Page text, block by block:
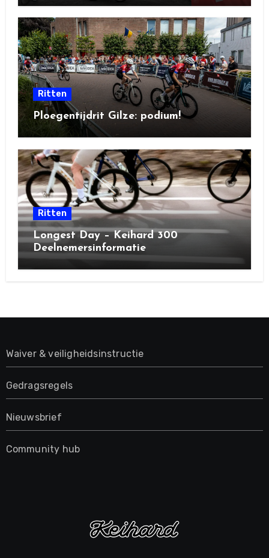
Ritten
Ploegentijdrit Gilze: podium!
Ritten
Longest Day – Keihard 300
Deelnemersinformatie
Waiver & veiligheidsinstructie
Gedragsregels
Nieuwsbrief
Community hub